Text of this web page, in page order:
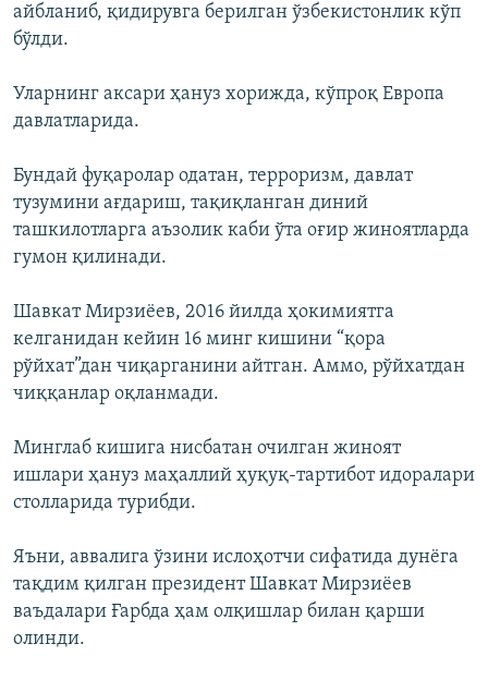
айбланиб, қидирувга берилган ўзбекистонлик кўп
бўлди.
Уларнинг аксари ҳануз хорижда, кўпроқ Европа
давлатларида.
Бундай фуқаролар одатан, терроризм, давлат
тузумини ағдариш, тақиқланган диний
ташкилотларга аъзолик каби ўта оғир жиноятларда
гумон қилинади.
Шавкат Мирзиёев, 2016 йилда ҳокимиятга
келганидан кейин 16 минг кишини “қора
рўйхат”дан чиқарганини айтган. Аммо, рўйхатдан
чиққанлар оқланмади.
Минглаб кишига нисбатан очилган жиноят
ишлари ҳануз маҳаллий ҳуқуқ-тартибот идоралари
столларида турибди.
Яъни, аввалига ўзини ислоҳотчи сифатида дунёга
тақдим қилган президент Шавкат Мирзиёев
ваъдалари Ғарбда ҳам олқишлар билан қарши
олинди.